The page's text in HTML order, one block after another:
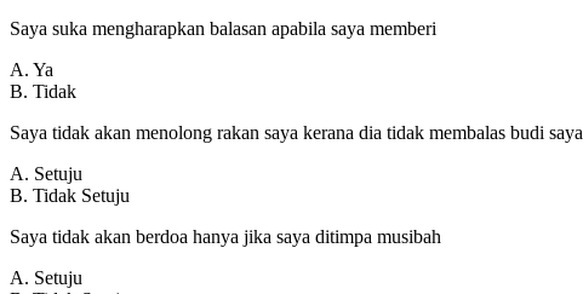
Saya suka mengharapkan balasan apabila saya memberi
A. Ya
B. Tidak
Saya tidak akan menolong rakan saya kerana dia tidak membalas budi saya
A. Setuju
B. Tidak Setuju
Saya tidak akan berdoa hanya jika saya ditimpa musibah
A. Setuju